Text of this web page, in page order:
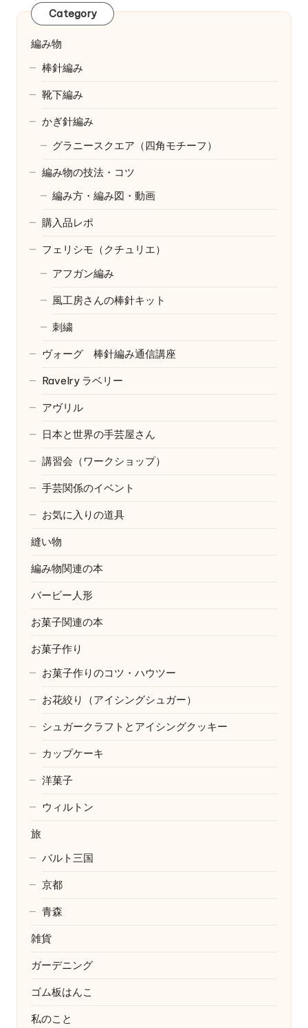
Category
編み物
棒針編み
靴下編み
かぎ針編み
グラニースクエア（四角モチーフ）
編み物の技法・コツ
編み方・編み図・動画
購入品レポ
フェリシモ（クチュリエ）
アフガン編み
風工房さんの棒針キット
刺繍
ヴォーグ 棒針編み通信講座
Ravelry ラベリー
アヴリル
日本と世界の手芸屋さん
講習会（ワークショップ）
手芸関係のイベント
お気に入りの道具
縫い物
編み物関連の本
バービー人形
お菓子関連の本
お菓子作り
お菓子作りのコツ・ハウツー
お花絞り（アイシングシュガー）
シュガークラフトとアイシングクッキー
カップケーキ
洋菓子
ウィルトン
旅
バルト三国
京都
青森
雑貨
ガーデニング
ゴム板はんこ
私のこと